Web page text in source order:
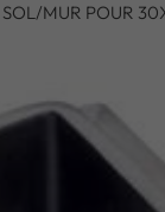
MUR POUR